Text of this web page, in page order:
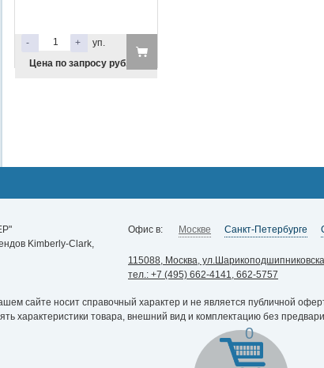
- +
уп.
Цена по запросу руб.
Kimberly-Clark,
Офис в: Москве Санкт-Петербурге
115088, Москва,
тел.: +7 (495) 662-4141, 662-5757
сайте носит справочный характер и не является публичной
характеристики товара, внешний вид и комплектацию без
0